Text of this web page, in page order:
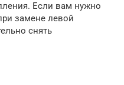
Если вам нужно
замене левой
снять